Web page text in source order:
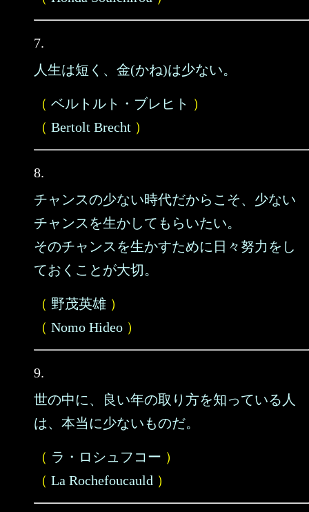
7.
人生は短く、金(かね)は少ない。
（ ベルトルト・ブレヒト ）
（ Bertolt Brecht ）
8.
チャンスの少ない時代だからこそ、少ない
チャンスを生かしてもらいたい。
そのチャンスを生かすために日々努力をし
ておくことが大切。
（ 野茂英雄 ）
（ Nomo Hideo ）
9.
世の中に、良い年の取り方を知っている人
は、本当に少ないものだ。
（ ラ・ロシュフコー ）
（ La Rochefoucauld ）